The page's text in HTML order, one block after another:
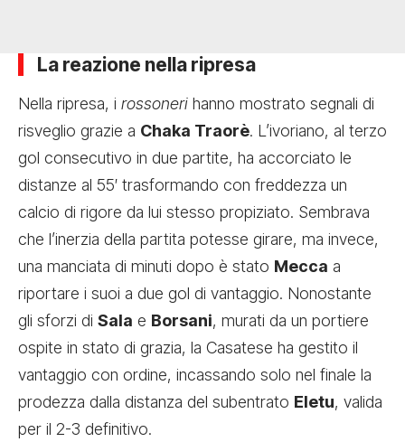
La reazione nella ripresa
Nella ripresa, i rossoneri hanno mostrato segnali di
risveglio grazie a Chaka Traorè. L’ivoriano, al terzo
gol consecutivo in due partite, ha accorciato le
distanze al 55′ trasformando con freddezza un
calcio di rigore da lui stesso propiziato. Sembrava
che l’inerzia della partita potesse girare, ma invece,
una manciata di minuti dopo è stato Mecca a
riportare i suoi a due gol di vantaggio. Nonostante
gli sforzi di Sala e Borsani, murati da un portiere
ospite in stato di grazia, la Casatese ha gestito il
vantaggio con ordine, incassando solo nel finale la
prodezza dalla distanza del subentrato Eletu, valida
per il 2-3 definitivo.